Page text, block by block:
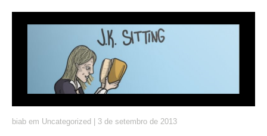
biab em Uncategorized 3 de setembro de 2013